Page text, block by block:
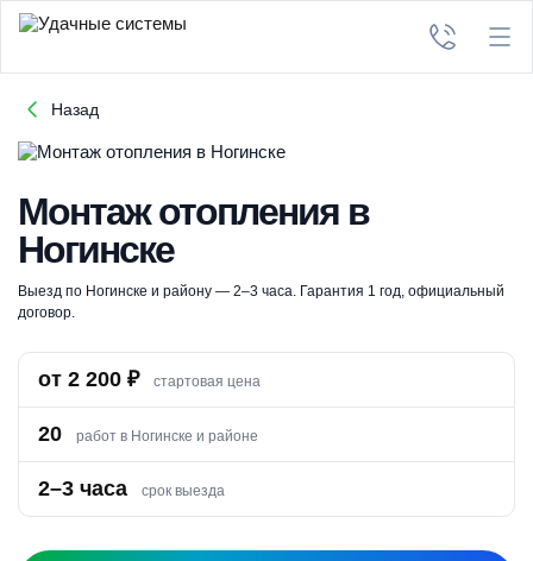
Назад
Монтаж отопления в
Ногинске
Выезд по Ногинске и району — 2–3 часа. Гарантия 1 год, официальный
договор.
от 2 200 ₽ стартовая цена
20 работ в Ногинске и районе
2–3 часа срок выезда